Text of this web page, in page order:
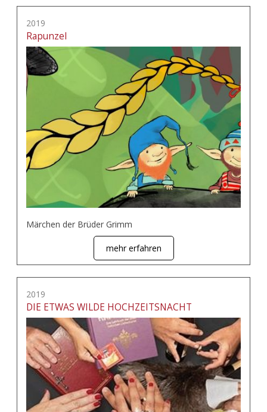
2019
Rapunzel
Märchen der Brüder Grimm
mehr erfahren
2019
DIE ETWAS WILDE HOCHZEITSNACHT